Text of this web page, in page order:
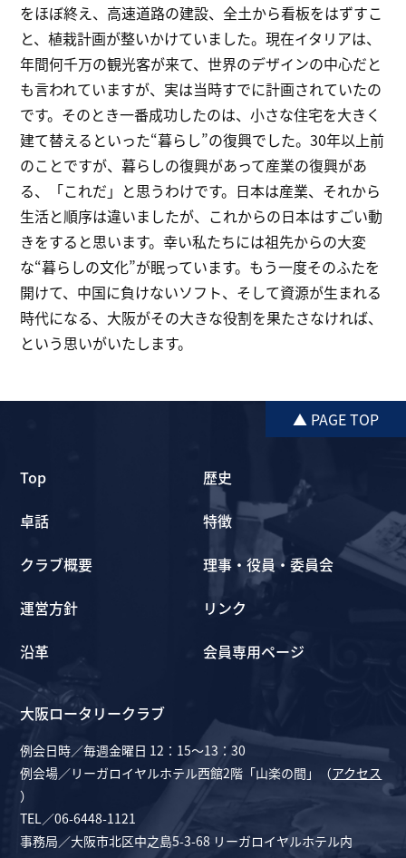
をほぼ終え、高速道路の建設、全土から看板をはずすこ
と、植栽計画が整いかけていました。現在イタリアは、
年間何千万の観光客が来て、世界のデザインの中心だと
も言われていますが、実は当時すでに計画されていたの
です。そのとき一番成功したのは、小さな住宅を大きく
建て替えるといった“暮らし”の復興でした。30年以上前
のことですが、暮らしの復興があって産業の復興があ
る、「これだ」と思うわけです。日本は産業、それから
生活と順序は違いましたが、これからの日本はすごい動
きをすると思います。幸い私たちには祖先からの大変
な“暮らしの文化”が眠っています。もう一度そのふたを
開けて、中国に負けないソフト、そして資源が生まれる
時代になる、大阪がその大きな役割を果たさなければ、
という思いがいたします。
▲ PAGE TOP
Top
卓話
クラブ概要
運営方針
沿革
歴史
特徴
理事・役員・委員会
リンク
会員専用ページ
大阪ロータリークラブ
例会日時／毎週金曜日 12：15～13：30
例会場／リーガロイヤルホテル西館2階「山楽の間」（アクセス
）
TEL／06-6448-1121
事務局／大阪市北区中之島5-3-68 リーガロイヤルホテル内